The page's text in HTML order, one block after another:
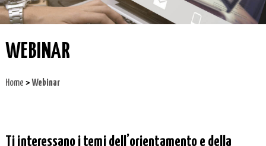
WEBINAR
Home >Webinar
Ti interessano i temi dell’orientamento e della